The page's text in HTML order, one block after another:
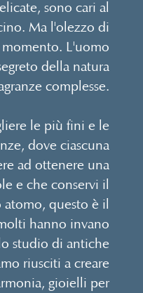
sono cari al
Ma l'olezzo di
L'uomo
della natura
complesse.
le più fini e le
dove ciascuna
ad ottenere una
e che conservi il
questo è il
hanno invano
studio di antiche
riusciti a creare
gioielli per